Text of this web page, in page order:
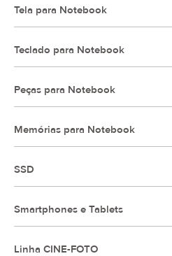
Tela para Notebook
Teclado para Notebook
Peças para Notebook
Memórias para Notebook
SSD
Smartphones e Tablets
Linha CINE-FOTO